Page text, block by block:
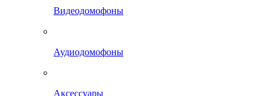
Видеодомофоны
Аудиодомофоны
Аксессуары